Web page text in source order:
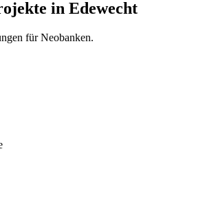
in Edewecht
für Neobanken.